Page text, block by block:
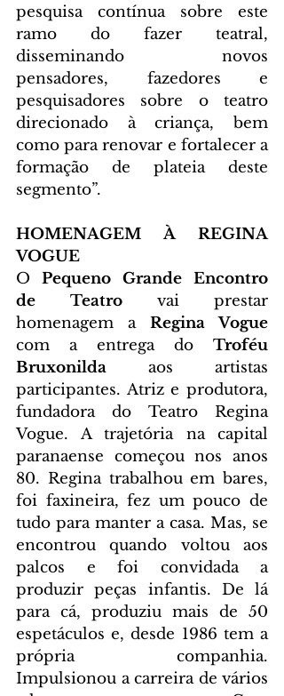
pesquisa contínua sobre este
ramo do fazer teatral,
disseminando novos
pensadores, fazedores e
pesquisadores sobre o teatro
direcionado à criança, bem
como para renovar e fortalecer a
formação de plateia deste
segmento”.
HOMENAGEM À REGINA
VOGUE
O Pequeno Grande Encontro
de Teatro vai prestar
homenagem a Regina Vogue
com a entrega do Troféu
Bruxonilda aos artistas
participantes. Atriz e produtora,
fundadora do Teatro Regina
Vogue. A trajetória na capital
paranaense começou nos anos
80. Regina trabalhou em bares,
foi faxineira, fez um pouco de
tudo para manter a casa. Mas, se
encontrou quando voltou aos
palcos e foi convidada a
produzir peças infantis. De lá
para cá, produziu mais de 50
espetáculos e, desde 1986 tem a
própria companhia.
Impulsionou a carreira de vários